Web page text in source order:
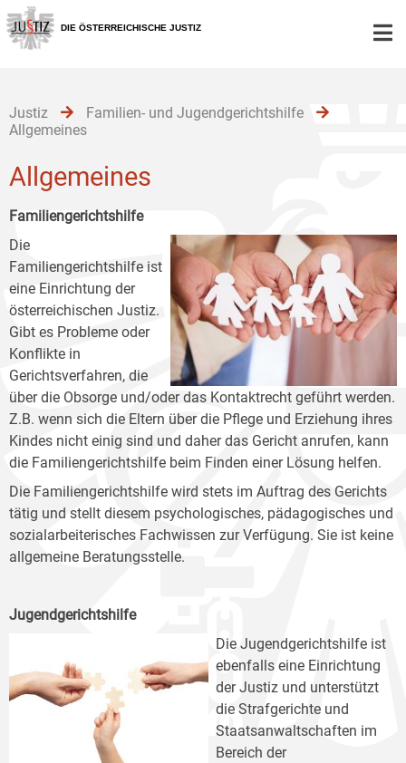
Zur
Hauptnavigation
[1]
Zum
Inhalt
[2]
Zum
Untermenü
[3]
DIE ÖSTERREICHISCHE JUSTIZ
Justiz
Familien- und Jugendgerichtshilfe
Allgemeines
Allgemeines
Familiengerichtshilfe
Die
Familiengerichtshilfe ist
eine Einrichtung der
österreichischen Justiz.
Gibt es Probleme oder
Konflikte in
Gerichtsverfahren, die
über die Obsorge und/oder das Kontaktrecht geführt werden.
Z.B. wenn sich die Eltern über die Pflege und Erziehung ihres
Kindes nicht einig sind und daher das Gericht anrufen, kann
die Familiengerichtshilfe beim Finden einer Lösung helfen.
Die Familiengerichtshilfe wird stets im Auftrag des Gerichts
tätig und stellt diesem psychologisches, pädagogisches und
sozialarbeiterisches Fachwissen zur Verfügung. Sie ist keine
allgemeine Beratungsstelle.
Jugendgerichtshilfe
Die Jugendgerichtshilfe ist
ebenfalls eine Einrichtung
der Justiz und unterstützt
die Strafgerichte und
Staatsanwaltschaften im
Bereich der